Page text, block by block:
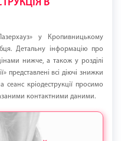
В
у Кропивницькому
Детальну інформацію про
нижче, а також у розділі
представлені всі діючі знижки
сеанс кріодеструкції просимо
контактними даними.